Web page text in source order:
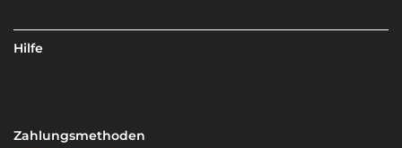
Hilfe
Zahlungsmethoden